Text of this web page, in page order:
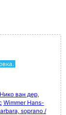
ван дер,
Wimmer Hans-
soprano /